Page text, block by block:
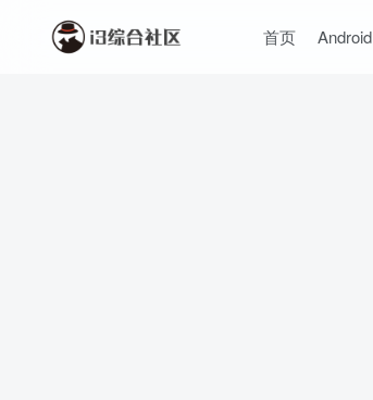
首页 Android